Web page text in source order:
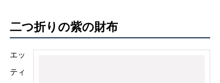
二つ折りの紫の財布
エッ
ティ